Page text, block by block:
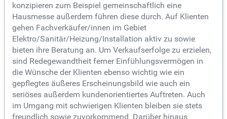
konzipieren zum Beispiel gemeinschaftlich eine
Hausmesse außerdem führen diese durch. Auf Klienten
gehen Fachverkäufer/innen im Gebiet
Elektro/Sanitär/Heizung/Installation aktiv zu sowie
bieten ihre Beratung an. Um Verkaufserfolge zu erzielen,
sind Redegewandtheit ferner Einfühlungsvermögen in
die Wünsche der Klienten ebenso wichtig wie ein
gepflegtes äußeres Erscheinungsbild wie auch ein
seriöses außerdem kundenorientiertes Auftreten. Auch
im Umgang mit schwierigen Klienten bleiben sie stets
freundlich sowie zuvorkommend. Darüber hinaus